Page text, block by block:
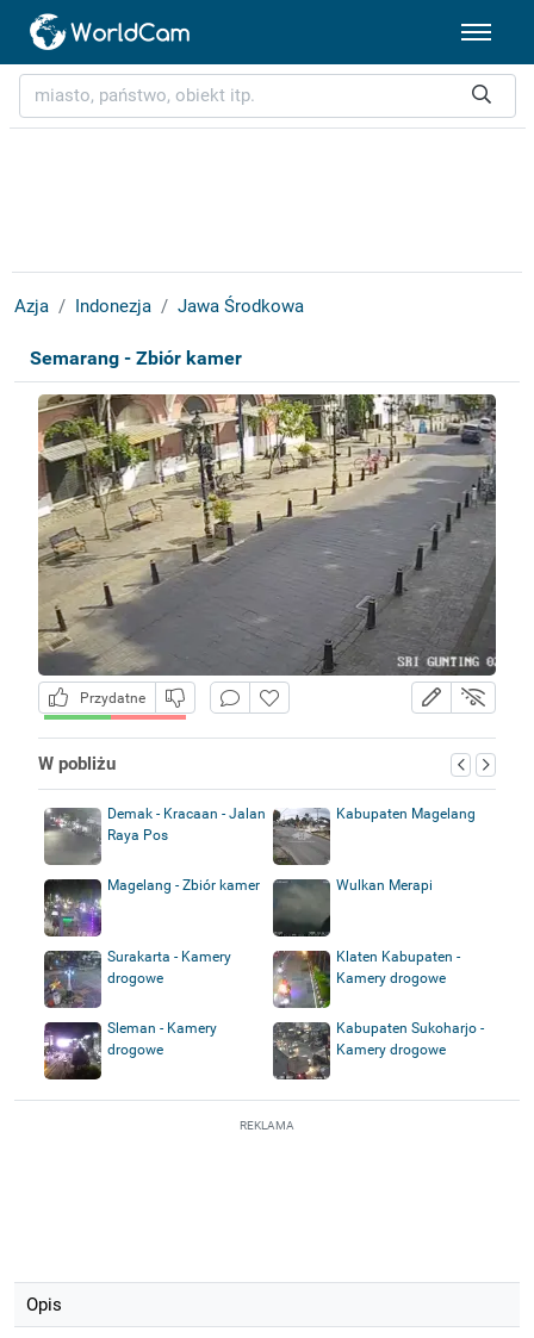
Azja Indonezja Jawa Środkowa
Semarang - Zbiór kamer
Przydatne
W pobliżu
Demak - Kracaan - Jalan
Raya Pos
Kabupaten Magelang
Magelang - Zbiór kamer Wulkan Merapi
Surakarta - Kamery
drogowe
Klaten Kabupaten -
Kamery drogowe
Sleman - Kamery
drogowe
Kabupaten Sukoharjo -
Kamery drogowe
REKLAMA
Opis